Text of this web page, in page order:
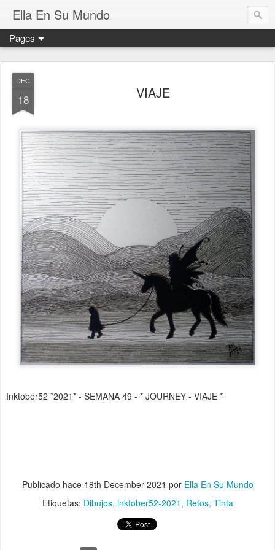
Ella En Su Mundo
Pages
DEC
18 VIAJE
Inktober52 *2021* - SEMANA 49 - * JOURNEY - VIAJE *
Publicado hace 18th December 2021 por Ella En Su Mundo
Etiquetas: Dibujos inktober52-2021 Retos Tinta